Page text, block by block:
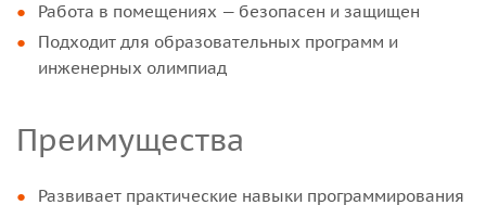
Работа в помещениях — безопасен и защищен
Подходит для образовательных программ и
инженерных олимпиад
Преимущества
Развивает практические навыки программирования